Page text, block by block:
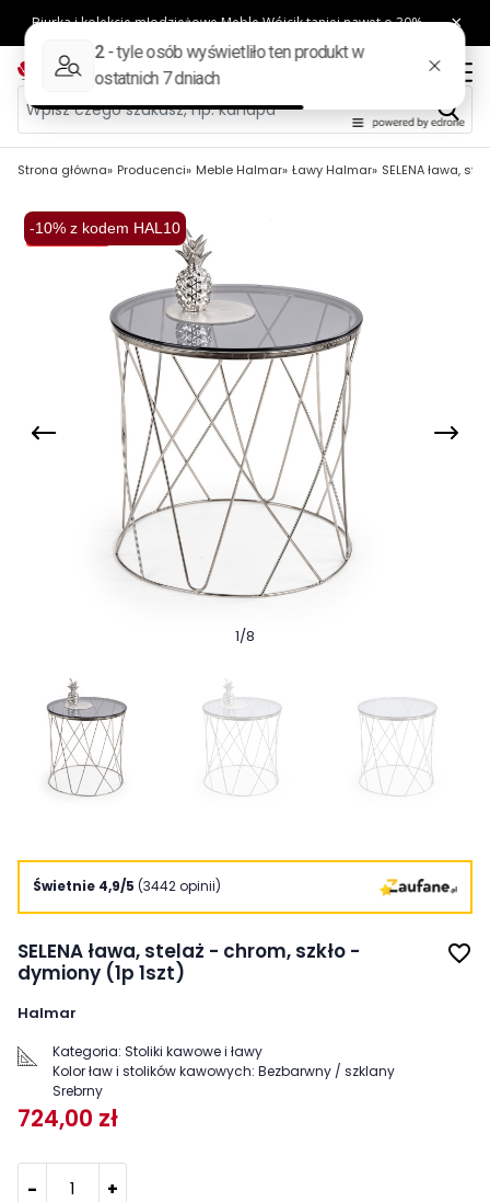
Strona główna Producenci Meble Halmar Ławy Halmar SELENA ława,
-10% z kodem HAL10
Wysyłka 48H
1/8
Świetnie 4,9/5 (3442 opinii)
SELENA ława, stelaż - chrom, szkło -
dymiony (1p 1szt)
favorite_border
Halmar
Kategoria: Stoliki kawowe i ławy
Kolor ław i stolików kawowych: Bezbarwny / szklany
Srebrny
724,00 zł
- +